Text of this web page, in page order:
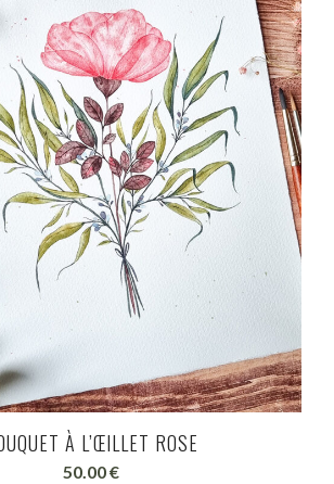
À L’ŒILLET ROSE
50.00€